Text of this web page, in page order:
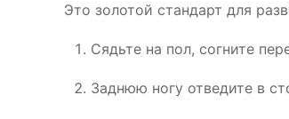
Это золотой стандарт для
Сядьте на пол, согните
Заднюю ногу отведите в